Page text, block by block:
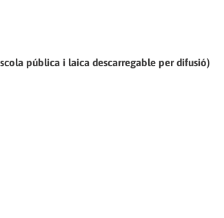
pública i laica descarregable per difusió)